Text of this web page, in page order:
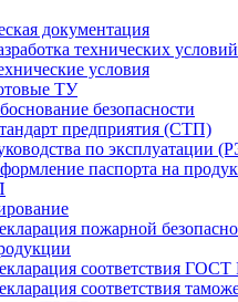
документация
технических условий
условия
ТУ
безопасности
предприятия (СТП)
по эксплуатации
паспорта на
пожарной
соответствия ГОСТ
соответствия